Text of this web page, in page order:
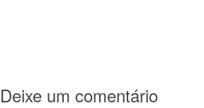
Deixe um comentário